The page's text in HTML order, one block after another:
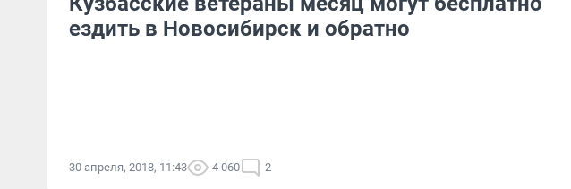
ездить в Новосибирск и обратно
30 апреля, 2018, 11:43 4 060 2